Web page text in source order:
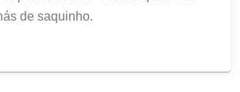
de saquinho.